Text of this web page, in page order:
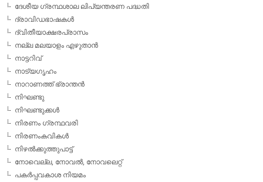
ദേശീയ ഗ്രന്ഥശാല ലിപ്യന്തരണ പദ്ധതി
ദ്രാവിഡഭാഷകള്‍
ദ്വിതീയാക്ഷരപ്രാസം
നല്ല മലയാളം എഴുതാന്‍
നാട്ടറിവ്
നാട്യഗൃഹം
നാറാണത്ത് ഭ്രാന്തന്‍
നിഘണ്ടു
നിഘണ്ടുക്കള്‍
നിരണം ഗ്രന്ഥവരി
നിരണംകവികള്‍
നിഴല്‍ക്കുത്തുപാട്ട്
നോവെല്ല, നോവല്‍, നോവലെറ്റ്
പകര്‍പ്പവകാശ നിയമം